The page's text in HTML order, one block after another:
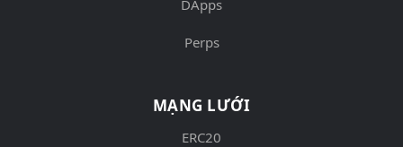
DApps
Perps
MẠNG LƯỚI
ERC20